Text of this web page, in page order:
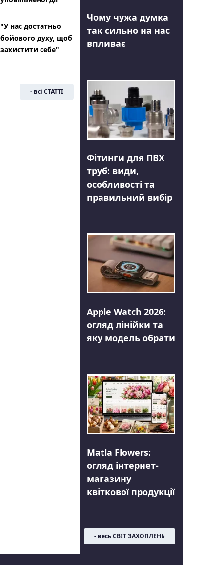
"У нас достатньо
бойового духу, щоб
захистити себе"
- всі СТАТТІ
Чому чужа думка
так сильно на нас
впливає
Фітинги для ПВХ
труб: види,
особливості та
правильний вибір
Apple Watch 2026:
огляд лінійки та
яку модель обрати
Matla Flowers:
огляд інтернет-
магазину
квіткової продукції
- весь СВІТ ЗАХОПЛЕНЬ